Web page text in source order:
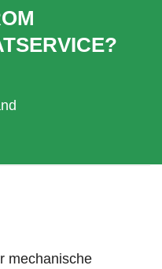
mechanische